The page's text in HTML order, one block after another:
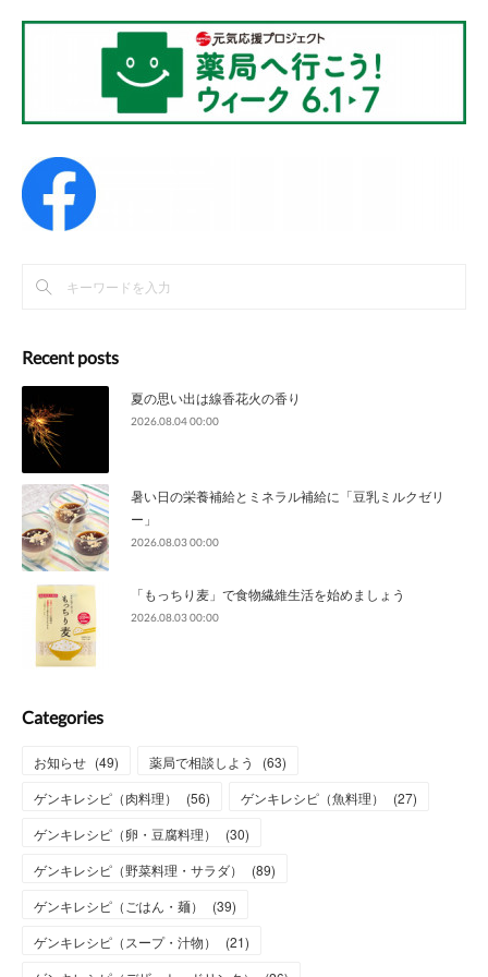
Recent posts
夏の思い出は線香花火の香り
2026.08.04 00:00
暑い日の栄養補給とミネラル補給に「豆乳ミルクゼリ
ー」
2026.08.03 00:00
「もっちり麦」で食物繊維生活を始めましょう
2026.08.03 00:00
Categories
お知らせ (49) 薬局で相談しよう (63)
ゲンキレシピ（肉料理）
(56) ゲンキレシピ（魚料理） (27)
ゲンキレシピ（卵・豆腐料理）
(30)
ゲンキレシピ（野菜料理・サラダ）
(89)
ゲンキレシピ（ごはん・麺）
(39)
ゲンキレシピ（スープ・汁物）
(21)